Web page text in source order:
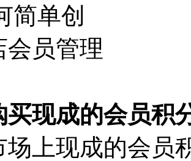
买现成的会员积
场上现成的会员